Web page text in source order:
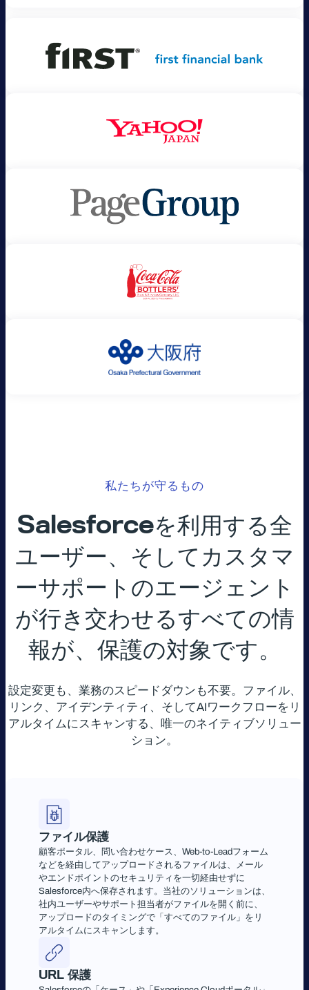
私たちが守るもの
Salesforceを利用する全
ユーザー、そしてカスタマ
ーサポートのエージェント
が行き交わせるすべての情
報が、保護の対象です。
設定変更も、業務のスピードダウンも不要。ファイル、
リンク、アイデンティティ、そしてAIワークフローをリ
アルタイムにスキャンする、唯一のネイティブソリュー
ション。
ファイル保護
顧客ポータル、問い合わせケース、Web-to-Leadフォーム
などを経由してアップロードされるファイルは、メール
やエンドポイントのセキュリティを一切経由せずに
Salesforce内へ保存されます。当社のソリューションは、
社内ユーザーやサポート担当者がファイルを開く前に、
アップロードのタイミングで「すべてのファイル」をリ
アルタイムにスキャンします。
URL 保護